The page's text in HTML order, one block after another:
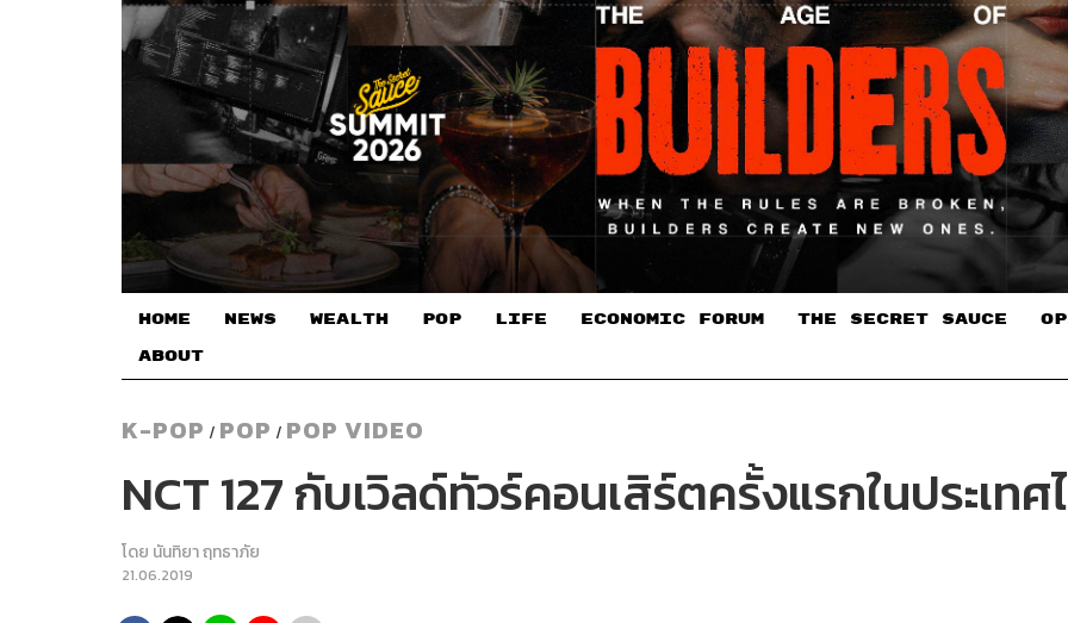
HOME NEWS WEALTH POP LIFE ECONOMIC FORUM THE SECRET SAUCE​
ABOUT
K-POP / POP / POP VIDEO
NCT 127 กับเวิลด์ทัวร์คอนเสิร์ตครั้งแรกในประเทศ
โดย นันทิยา ฤทธาภัย
21.06.2019